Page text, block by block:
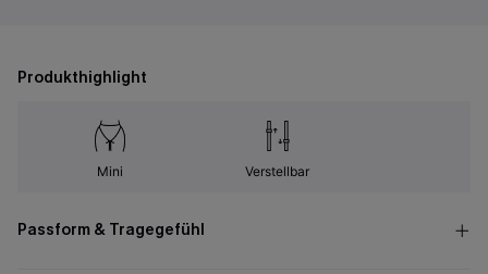
Produkthighlight
Mini Verstellbar
Passform & Tragegefühl